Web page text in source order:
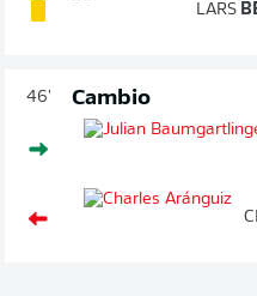
LARS
46' Cambio